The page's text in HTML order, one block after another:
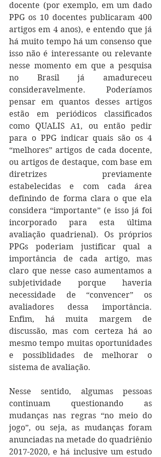
docente (por exemplo, em um dado
PPG os 10 docentes publicaram 400
artigos em 4 anos), e entendo que já
há muito tempo há um consenso que
isso não é interessante ou relevante
nesse momento em que a pesquisa
no Brasil já amadureceu
consideravelmente. Poderíamos
pensar em quantos desses artigos
estão em periódicos classificados
como QUALIS A1, ou então pedir
para o PPG indicar quais são os 4
“melhores” artigos de cada docente,
ou artigos de destaque, com base em
diretrizes previamente
estabelecidas e com cada área
definindo de forma clara o que ela
considera “importante” (e isso já foi
incorporado para esta última
avaliação quadrienal). Os próprios
PPGs poderiam justificar qual a
importância de cada artigo, mas
claro que nesse caso aumentamos a
subjetividade porque haveria
necessidade de “convencer” os
avaliadores dessa importância.
Enfim, há muita margem de
discussão, mas com certeza há ao
mesmo tempo muitas oportunidades
e possiblidades de melhorar o
sistema de avaliação.
Nesse sentido, algumas pessoas
continuam questionando as
mudanças nas regras “no meio do
jogo”, ou seja, as mudanças foram
anunciadas na metade do quadriênio
2017-2020, e há inclusive um estudo